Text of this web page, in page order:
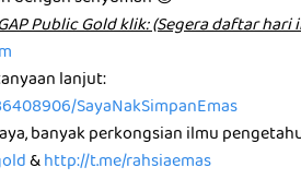
P͏u͏b͏l͏i͏c͏ G͏o͏l͏d͏ k͏l͏i͏k͏: (Segera daftar hari
lanjut:
SayaNakSimpanEmas
banyak perkongsian ilmu
&http://t.me/rahsiaemas